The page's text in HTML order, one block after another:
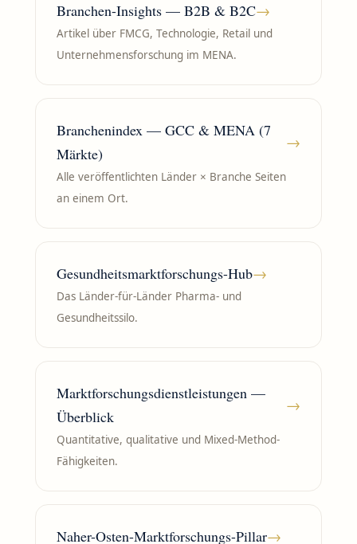
Branchen-Insights — B2B & B2C→
Artikel über FMCG, Technologie, Retail und
Unternehmensforschung im MENA.
Branchenindex — GCC & MENA (7
Märkte)
→
Alle veröffentlichten Länder × Branche Seiten
an einem Ort.
Gesundheitsmarktforschungs-Hub→
Das Länder-für-Länder Pharma- und
Gesundheitssilo.
Marktforschungsdienstleistungen —
Überblick
→
Quantitative, qualitative und Mixed-Method-
Fähigkeiten.
Naher-Osten-Marktforschungs-Pillar→